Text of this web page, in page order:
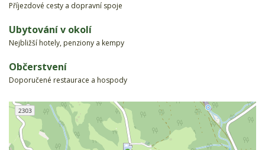
Příjezdové cesty a dopravní spoje
Ubytování v okolí
Nejbližší hotely, penziony a kempy
Občerstvení
Doporučené restaurace a hospody